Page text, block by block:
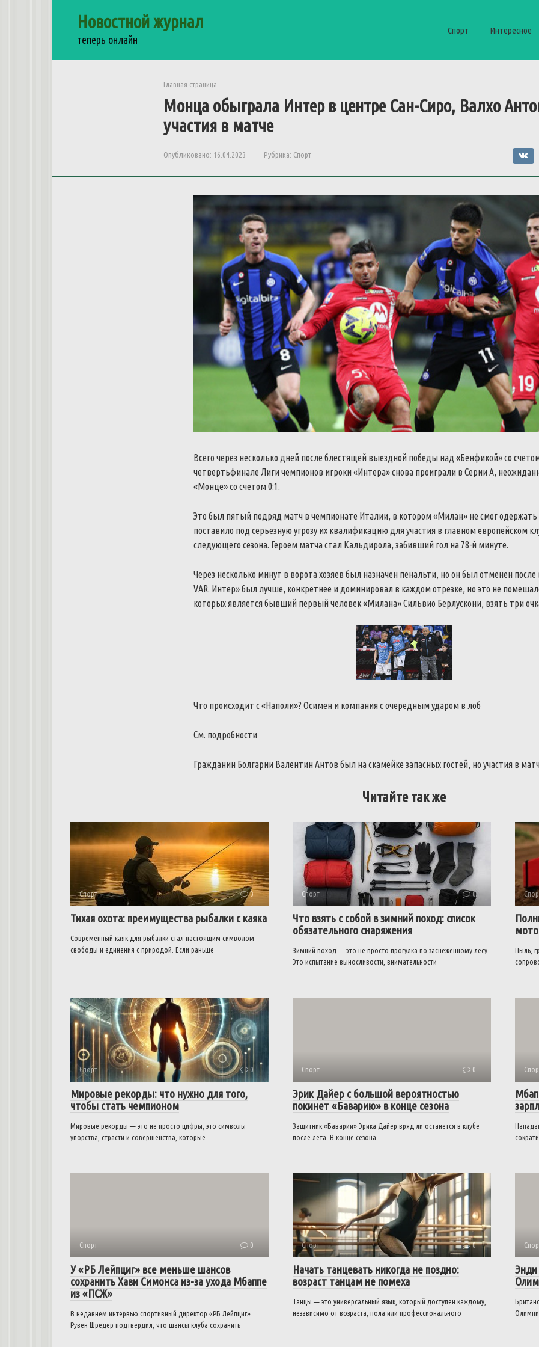
Новостной журнал
теперь онлайн
Спорт Интересное
Главная страница
Монца обыграла Интер в центре Сан-Сиро, Валхо
участия в матче
Опубликовано: 16.04.2023 Рубрика: Спорт
Всего через несколько дней после блестящей выездной победы над «Бенфикой» со
четвертьфинале Лиги чемпионов игроки «Интера» снова проиграли в Серии А,
«Монце» со счетом 0:1.
Это был пятый подряд матч в чемпионате Италии, в котором «Милан» не смог одержать
поставило под серьезную угрозу их квалификацию для участия в главном европейском
следующего сезона. Героем матча стал Кальдирола, забивший гол на 78-й минуте.
Через несколько минут в ворота хозяев был назначен пенальти, но он был отменен
VAR. Интер» был лучше, конкретнее и доминировал в каждом отрезке, но это не
которых является бывший первый человек «Милана» Сильвио Берлускони, взять три
Что происходит с «Наполи»? Осимен и компания с очередным ударом в лоб
См. подробности
Гражданин Болгарии Валентин Антов был на скамейке запасных гостей, но участия в
Читайте так же
Спорт 0
Тихая охота: преимущества рыбалки с каяка
Современный каяк для рыбалки стал настоящим символом
свободы и единения с природой. Если раньше
Спорт 0
Что взять с собой в зимний поход: список
обязательного снаряжения
Зимний поход — это не просто прогулка по заснеженному лесу.
Это испытание выносливости, внимательности
Пыль,
Спорт 0
Мировые рекорды: что нужно для того,
чтобы стать чемпионом
Мировые рекорды — это не просто цифры, это символы
упорства, страсти и совершенства, которые
Спорт 0
Эрик Дайер с большой вероятностью
покинет «Баварию» в конце сезона
Защитник «Баварии» Эрика Дайер вряд ли останется в клубе
после лета. В конце сезона
Спорт 0
У «РБ Лейпциг» все меньше шансов
сохранить Хави Симонса из-за ухода Мбаппе
из «ПСЖ»
В недавнем интервью спортивный директор «РБ Лейпциг»
Рувен Шредер подтвердил, что шансы клуба сохранить
Спорт 0
Начать танцевать никогда не поздно:
возраст танцам не помеха
Танцы — это универсальный язык, который доступен каждому,
независимо от возраста, пола или профессионального
Энди